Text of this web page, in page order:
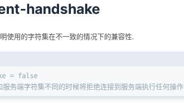
handshake
使用的字符集在不一致的情况下的兼容性.
= false
端字符集不同的时候将拒绝连接到服务端执行任何操作